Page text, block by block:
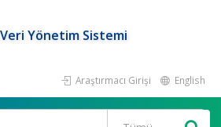
Yönetim Sistemi
Araştırmacı Girişi English